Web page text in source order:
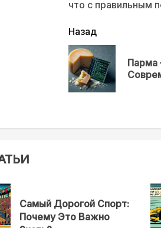
что с правильным
читать
еще
Назад
Парма
Самый Дорогой Спорт:
Почему Это Важно